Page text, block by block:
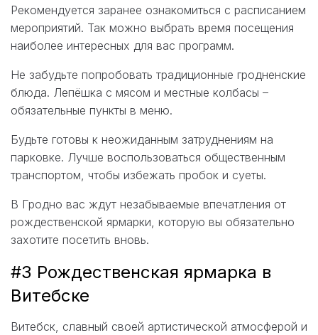
Рекомендуется заранее ознакомиться с расписанием
мероприятий. Так можно выбрать время посещения
наиболее интересных для вас программ.
Не забудьте попробовать традиционные гродненские
блюда. Лепёшка с мясом и местные колбасы –
обязательные пункты в меню.
Будьте готовы к неожиданным затруднениям на
парковке. Лучше воспользоваться общественным
транспортом, чтобы избежать пробок и суеты.
В Гродно вас ждут незабываемые впечатления от
рождественской ярмарки, которую вы обязательно
захотите посетить вновь.
#3 Рождественская ярмарка в
Витебске
Витебск, славный своей артистической атмосферой и